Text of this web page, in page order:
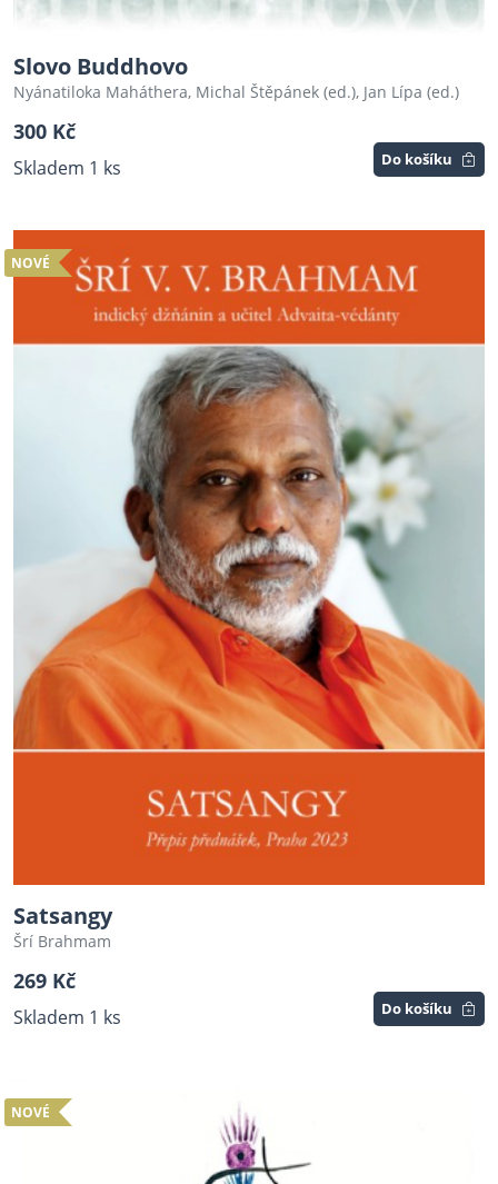
Slovo Buddhovo
Nyánatiloka Maháthera, Michal Štěpánek (ed.), Jan Lípa (ed.)
300 Kč
Skladem 1 ks Do košíku
NOVÉ
Satsangy
Šrí Brahmam
269 Kč
Skladem 1 ks Do košíku
NOVÉ